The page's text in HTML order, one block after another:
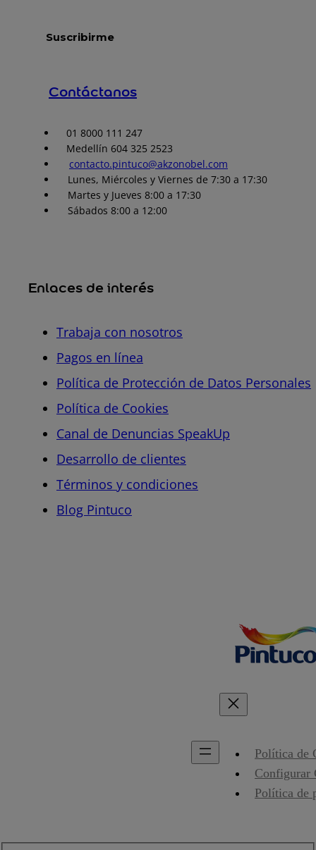
Contáctanos
01 8000 111 247
Medellín 604 325 2523
contacto.pintuco@akzonobel.com
Lunes, Miércoles y Viernes de 7:30 a 17:30
Martes y Jueves 8:00 a 17:30
Sábados 8:00 a 12:00
Enlaces de interés
Trabaja con nosotros
Pagos en línea
Política de Protección de Datos Personales
Política de Cookies
Canal de Denuncias SpeakUp
Desarrollo de clientes
Términos y condiciones
Blog Pintuco
Política de
Configurar
Política de